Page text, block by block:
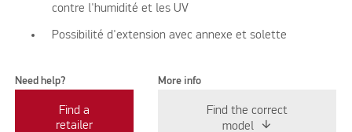
contre l'humidité et les UV
Possibilité d'extension avec annexe et solette
Need help?
Find a
retailer
More info
Find the correct
model